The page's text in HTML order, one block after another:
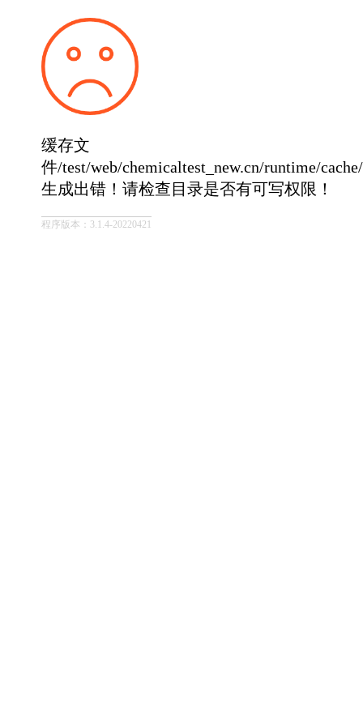
缓存文
件/test/web/chemicaltest_new.cn/runtime/
生成出错！请检查目录是否有可写权限！
程序版本：3.1.4-20220421